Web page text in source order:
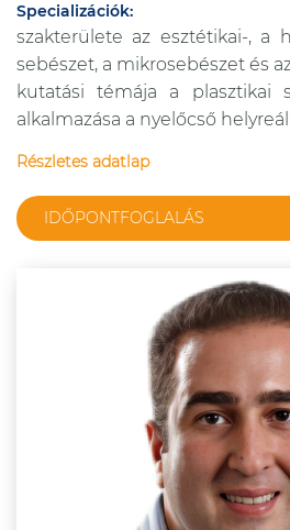
Specializációk:
szakterülete az esztétikai-, a
sebészet, a mikrosebészet és
kutatási témája a plasztikai
alkalmazása a nyelőcső
Részletes adatlap
IDŐPONTFOGLALÁS